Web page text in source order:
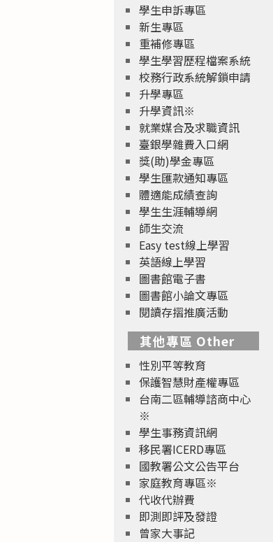
學生申訴專區
新生專區
重補修專區
學生學習歷程檔案系統
校務行政系統解鎖申請
升學專區
升學資訊※
就業媒合及求職資訊
臺銀學雜費入口網
獎(助)學金專區
學生匯款通知專區
體適能成績查詢
學生生涯輔導網
師生交流
Easy test線上學習
英語線上學習
圖書館電子書
圖書館小論文專區
閱讀存摺推廣活動
其他專區 Other
性別平等教育
保護智慧財產權專區
台南二區輔導諮商中心
※
學生事務資訊網
移民署ICERD專區
國教署公文公告平台
家庭教育專區※
代收代辦費
即測即評及發證
曾家大事記